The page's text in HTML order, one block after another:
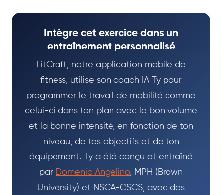
Intègre cet exercice dans un
entraînement personnalisé
FitCraft, notre application mobile de
fitness, utilise son coach IA Ty pour
programmer le travail de mobilité comme
celui-ci dans ton plan avec le bon volume
et la bonne intensité, en fonction de ton
niveau, de tes objectifs et de ton
équipement. Ty a été conçu et entraîné
par Domenic Angelino, MPH (Brown
University) et NSCA-CSCS, avec des